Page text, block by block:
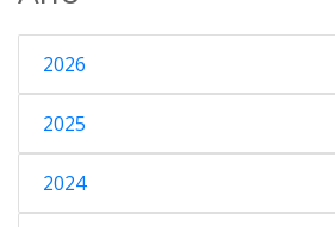
2026
2025
2024